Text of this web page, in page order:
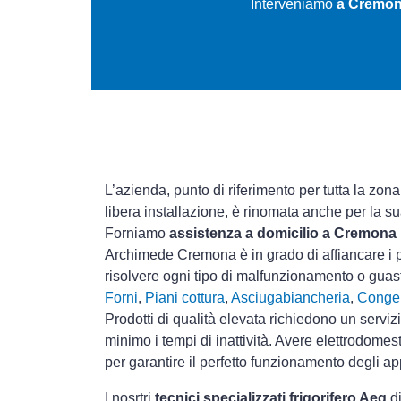
Interveniamo a
L’azienda, punto di riferimento per tutta la
libera installazione, è rinomata anche per la
Forniamo assistenza a domicilio a Cremona
Archimede Cremona è in grado di affiancare i
risolvere ogni tipo di malfunzionamento o
Forni, Piani cottura, Asciugabiancheria,
Prodotti di qualità elevata richiedono un
minimo i tempi di inattività. Avere
per garantire il perfetto funzionamento degli
I nosrtri tecnici specializzati frigorifero Aeg